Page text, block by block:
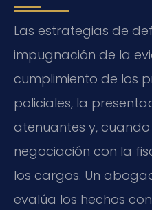
Las estrategias de
impugnación de la
cumplimiento de los
policiales, la
atenuantes y, cuando
negociación con la
los cargos. Un
evalúa los hechos